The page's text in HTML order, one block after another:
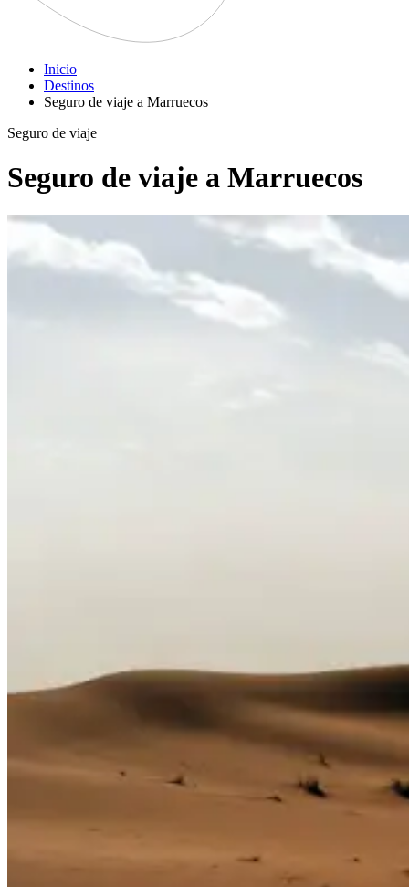
Inicio
Destinos
Seguro de viaje a Marruecos
Seguro de viaje
Seguro de viaje a Marruecos